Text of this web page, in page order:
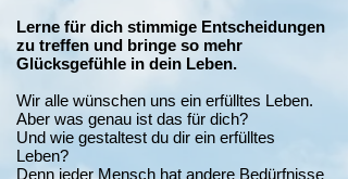
Lerne für dich stimmige Entscheidungen
zu treffen und bringe so mehr
Glücksgefühle in dein Leben.
Wir alle wünschen uns ein erfülltes Leben.
Aber was genau ist das für dich?
Und wie gestaltest du dir ein erfülltes
Leben?
Denn jeder Mensch hat andere Bedürfnisse